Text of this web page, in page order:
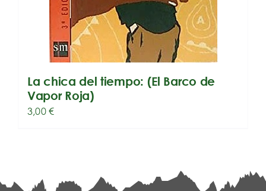
La chica del tiempo: (El Barco de
Vapor Roja)
3,00€